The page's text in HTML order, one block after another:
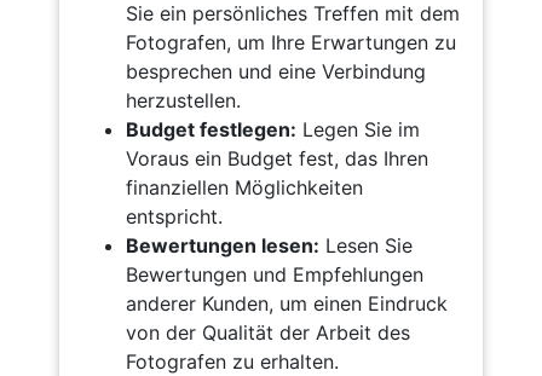
Sie ein persönliches Treffen mit dem
Fotografen, um Ihre Erwartungen zu
besprechen und eine Verbindung
herzustellen.
Budget festlegen: Legen Sie im
Voraus ein Budget fest, das Ihren
finanziellen Möglichkeiten
entspricht.
Bewertungen lesen: Lesen Sie
Bewertungen und Empfehlungen
anderer Kunden, um einen Eindruck
von der Qualität der Arbeit des
Fotografen zu erhalten.